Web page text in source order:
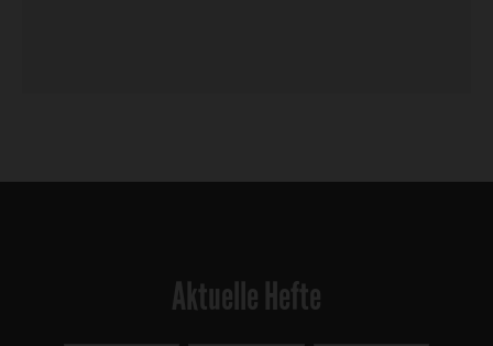
Aktuelle Hefte